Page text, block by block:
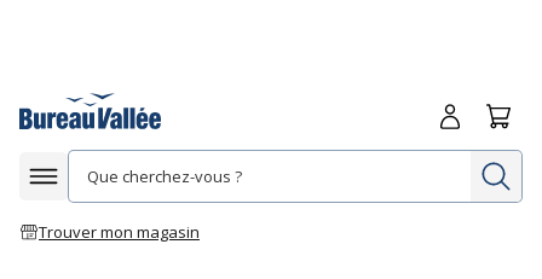
Afficher la navigation
Trouver mon magasin
Me